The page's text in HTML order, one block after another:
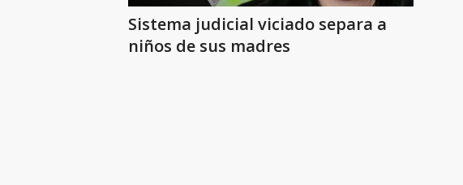
Sistema judicial viciado separa a
niños de sus madres